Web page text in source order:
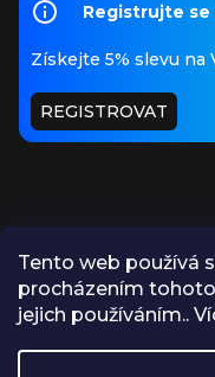
Tento web používá
procházením
jejich používáním..
Registrujte se
Získejte 5% slevu na
REGISTROVAT
PŘIJÍMÁME ONLINE